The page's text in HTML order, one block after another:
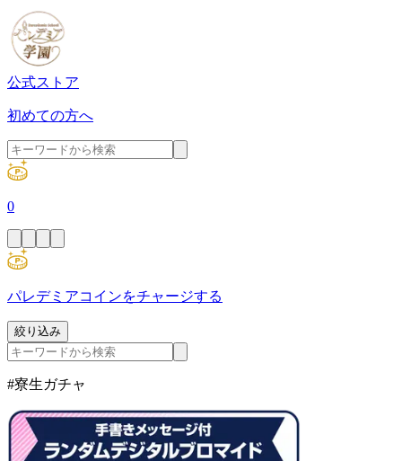
公式ストア
初めての方へ
0
パレデミアコインをチャージする
絞り込み
#寮生ガチャ